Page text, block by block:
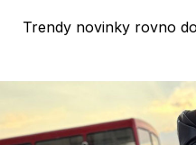
Trendy novinky rovno